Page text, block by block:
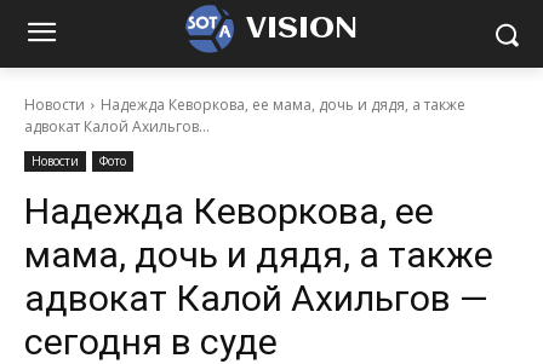
VISION
Новости
Надежда Кеворкова, ее мама, дочь и дядя, а также
адвокат Калой Ахильгов...
Новости Фото
Надежда Кеворкова, ее
мама, дочь и дядя, а также
адвокат Калой Ахильгов —
сегодня в суде